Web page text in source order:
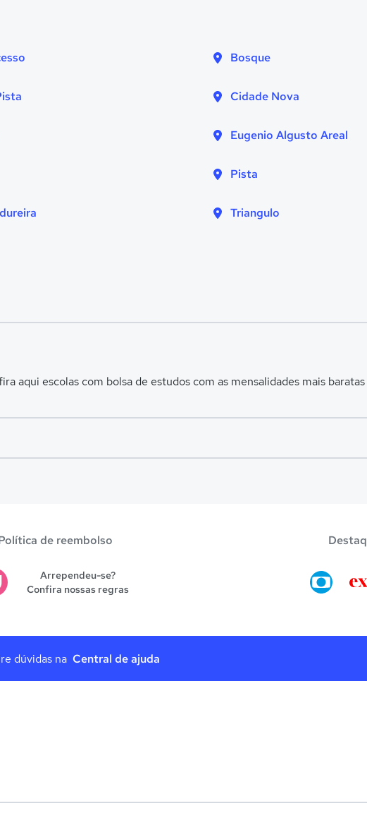
Bosque
Cidade Nova
Eugenio Algusto Areal
Pista
Triangulo
aqui escolas com bolsa de estudos com as mensalidades mais
de reembolso
Arrependeu-se?
Confira nossas regras
dúvidas na Central de ajuda